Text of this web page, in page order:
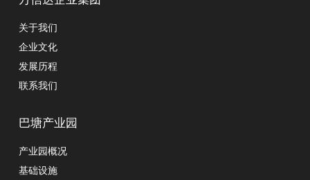
关于我们
企业文化
发展历程
联系我们
巴塘产业园
产业园概况
基础设施